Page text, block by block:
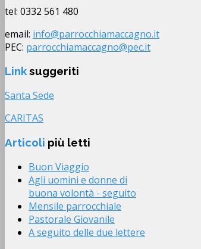
tel: 0332 561 480
email: info@parrocchiamaccagno.it
PEC: parrocchiamaccagno@pec.it
Linksuggeriti
Santa Sede
CARITAS
Articoli più letti
Buon Viaggio
Agli uomini e donne di
buona volontà - seguito
Mensile parrocchiale
Pastorale Giovanile
A seguito delle due lettere